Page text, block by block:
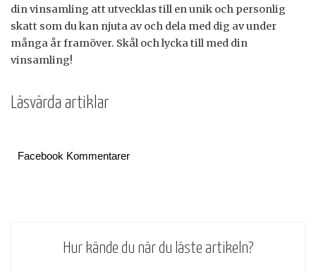
din vinsamling att utvecklas till en unik och personlig
skatt som du kan njuta av och dela med dig av under
många år framöver. Skål och lycka till med din
vinsamling!
Läsvärda artiklar
Facebook Kommentarer
Hur kände du när du läste artikeln?